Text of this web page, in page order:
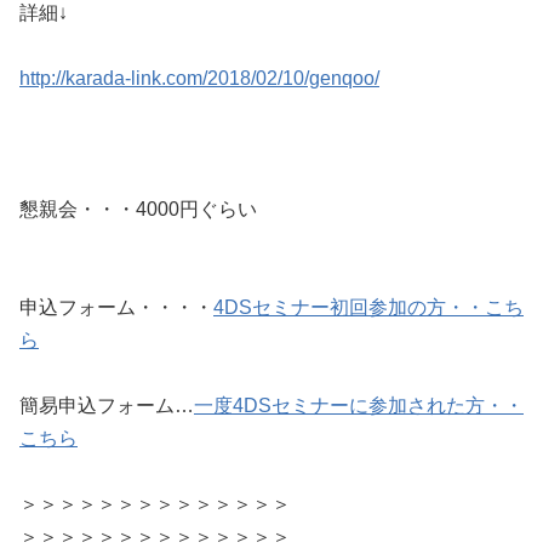
詳細↓
http://karada-link.com/2018/02/10/genqoo/
懇親会・・・4000円ぐらい
申込フォーム・・・・ 4DSセミナー初回参加の方・・こち
ら
簡易申込フォーム…一度4DSセミナーに参加された方・・
こちら
＞＞＞＞＞＞＞＞＞＞＞＞＞＞
＞＞＞＞＞＞＞＞＞＞＞＞＞＞